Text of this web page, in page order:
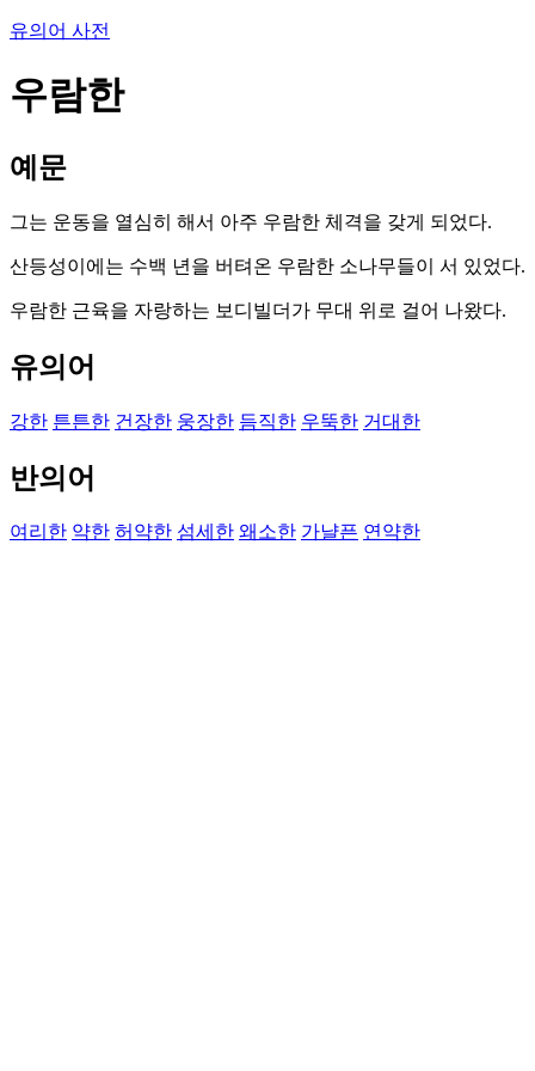
유의어 사전
우람한
예문
그는 운동을 열심히 해서 아주 우람한 체격을 갖게 되었다.
산등성이에는 수백 년을 버텨온 우람한 소나무들이 서 있었다.
우람한 근육을 자랑하는 보디빌더가 무대 위로 걸어 나왔다.
유의어
강한 튼튼한 건장한 웅장한 듬직한 우뚝한 거대한
반의어
여리한 약한 허약한 섬세한 왜소한 가냘픈 연약한